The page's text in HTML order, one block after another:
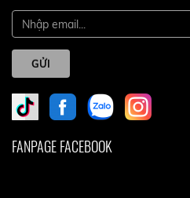
GỬI
FANPAGE FACEBOOK